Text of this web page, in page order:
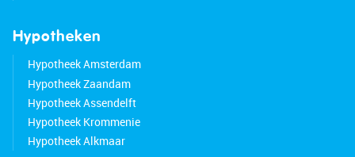
Hypotheken
Hypotheek Amsterdam
Hypotheek Zaandam
Hypotheek Assendelft
Hypotheek Krommenie
Hypotheek Alkmaar